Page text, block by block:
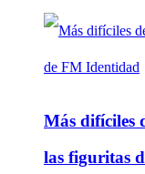
Más difíciles
las figuritas